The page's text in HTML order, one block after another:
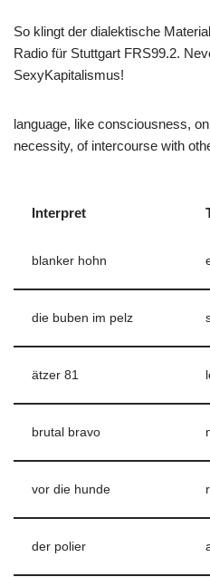
So klingt der dialektische
Radio für Stuttgart FRS99.2.
SexyKapitalismus!
language, like consciousness,
necessity, of intercourse with
Interpret
blanker hohn
die buben im pelz
ätzer 81
brutal bravo
vor die hunde
der polier